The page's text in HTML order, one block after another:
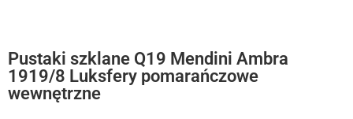
Pustaki szklane Q19 Mendini Ambra
1919/8 Luksfery pomarańczowe
wewnętrzne